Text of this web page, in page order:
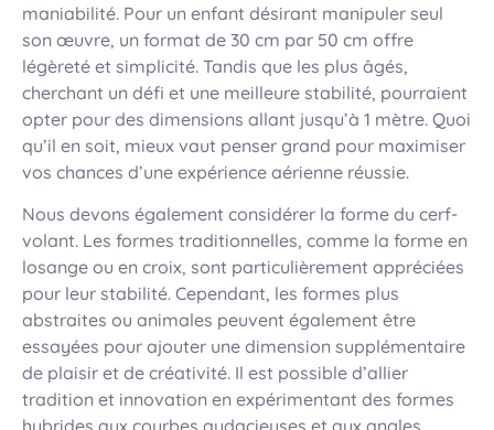
maniabilité. Pour un enfant désirant manipuler seul
son œuvre, un format de 30 cm par 50 cm offre
légèreté et simplicité. Tandis que les plus âgés,
cherchant un défi et une meilleure stabilité, pourraient
opter pour des dimensions allant jusqu’à 1 mètre. Quoi
qu’il en soit, mieux vaut penser grand pour maximiser
vos chances d’une expérience aérienne réussie.
Nous devons également considérer la forme du cerf-
volant. Les formes traditionnelles, comme la forme en
losange ou en croix, sont particulièrement appréciées
pour leur stabilité. Cependant, les formes plus
abstraites ou animales peuvent également être
essayées pour ajouter une dimension supplémentaire
de plaisir et de créativité. Il est possible d’allier
tradition et innovation en expérimentant des formes